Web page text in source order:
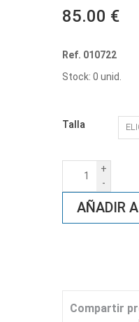
85.00 €
Ref. 010722
Stock: 0 unid.
Talla
+
-
AÑADIR
Compartir